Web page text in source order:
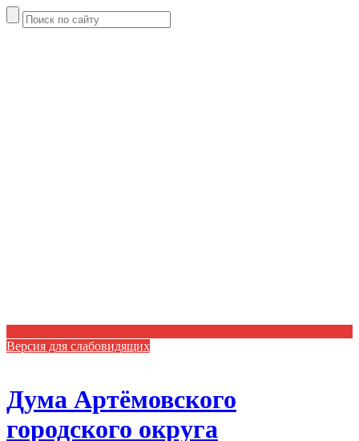
Версия для слабовидящих
Дума Артёмовского
городского округа